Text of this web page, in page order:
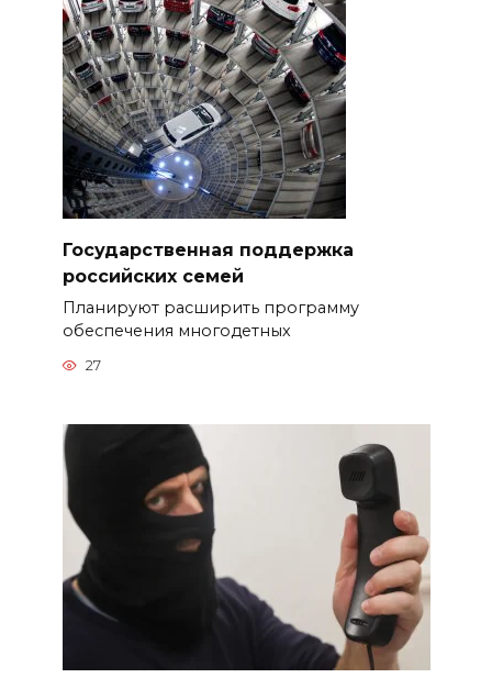
Государственная поддержка
российских семей
Планируют расширить программу
обеспечения многодетных
27